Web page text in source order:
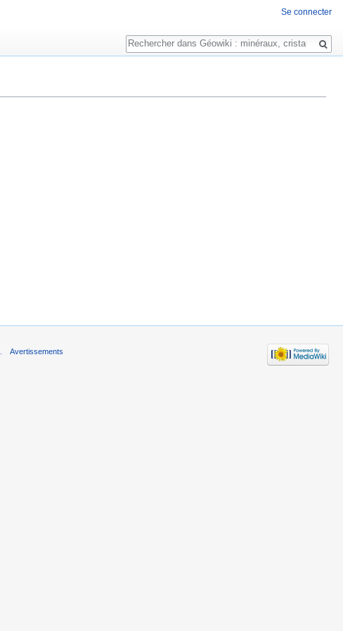
Se connecter
Rechercher
Avertissements